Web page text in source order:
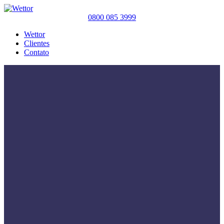
0800 085 3999
Wettor
Clientes
Contato